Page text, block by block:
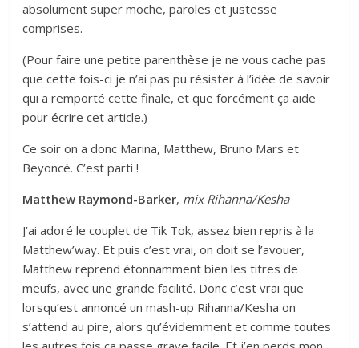
absolument super moche, paroles et justesse
comprises.
(Pour faire une petite parenthèse je ne vous cache pas
que cette fois-ci je n’ai pas pu résister à l’idée de savoir
qui a remporté cette finale, et que forcément ça aide
pour écrire cet article.)
Ce soir on a donc Marina, Matthew, Bruno Mars et
Beyoncé. C’est parti !
Matthew Raymond-Barker, mix Rihanna/Kesha
J’ai adoré le couplet de Tik Tok, assez bien repris à la
Matthew’way. Et puis c’est vrai, on doit se l’avouer,
Matthew reprend étonnamment bien les titres de
meufs, avec une grande facilité. Donc c’est vrai que
lorsqu’est annoncé un mash-up Rihanna/Kesha on
s’attend au pire, alors qu’évidemment et comme toutes